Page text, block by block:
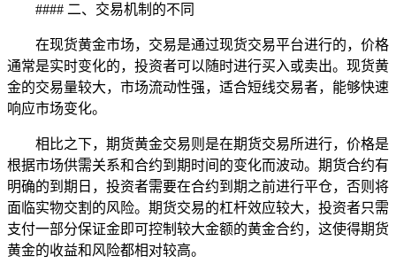
#### 二、交易机制的不同
在现货黄金市场，交易是通过现货交易平台进行的，价格
通常是实时变化的，投资者可以随时进行买入或卖出。现货黄
金的交易量较大，市场流动性强，适合短线交易者，能够快速
响应市场变化。
相比之下，期货黄金交易则是在期货交易所进行，价格是
根据市场供需关系和合约到期时间的变化而波动。期货合约有
明确的到期日，投资者需要在合约到期之前进行平仓，否则将
面临实物交割的风险。期货交易的杠杆效应较大，投资者只需
支付一部分保证金即可控制较大金额的黄金合约，这使得期货
黄金的收益和风险都相对较高。